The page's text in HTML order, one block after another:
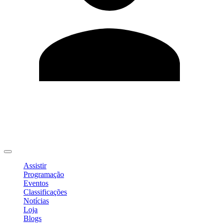
Assistir
Programação
Eventos
Classificações
Notícias
Loja
Blogs